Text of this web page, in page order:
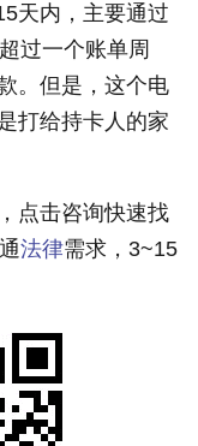
天内，主要通过
过一个账单周
。但是，这个电
打给持卡人的家
点击咨询快速找
法律需求，3~15